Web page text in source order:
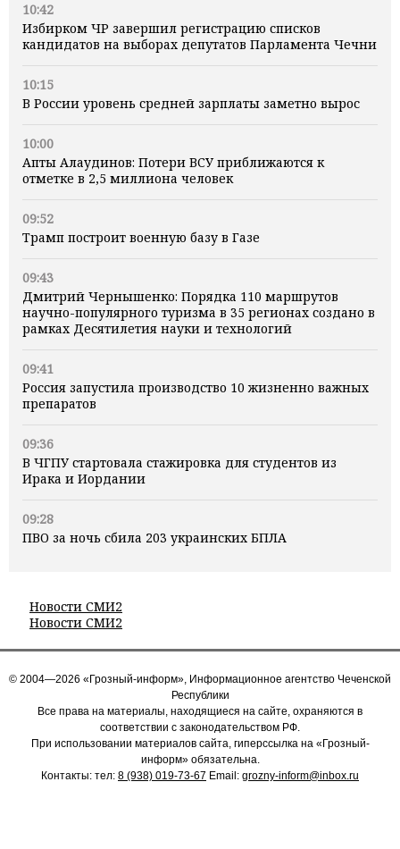
10:42
Избирком ЧР завершил регистрацию списков
кандидатов на выборах депутатов Парламента Чечни
10:15
В России уровень средней зарплаты заметно вырос
10:00
Апты Алаудинов: Потери ВСУ приближаются к
отметке в 2,5 миллиона человек
09:52
Трамп построит военную базу в Газе
09:43
Дмитрий Чернышенко: Порядка 110 маршрутов
научно-популярного туризма в 35 регионах создано в
рамках Десятилетия науки и технологий
09:41
Россия запустила производство 10 жизненно важных
препаратов
09:36
В ЧГПУ стартовала стажировка для студентов из
Ирака и Иордании
09:28
ПВО за ночь сбила 203 украинских БПЛА
Новости СМИ2
Новости СМИ2
© 2004—2026 «Грозный-информ», Информационное агентство Чеченской
Республики
Все права на материалы, находящиеся на сайте, охраняются в
соответствии с законодательством РФ.
При использовании материалов сайта, гиперссылка на «Грозный-
информ» обязательна.
Контакты: тел: 8 (938) 019-73-67 Email: grozny-inform@inbox.ru